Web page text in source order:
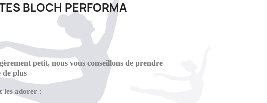
BLOCH PERFORMA
petit, nous vous conseillons de prendre
de plus
les adorer :